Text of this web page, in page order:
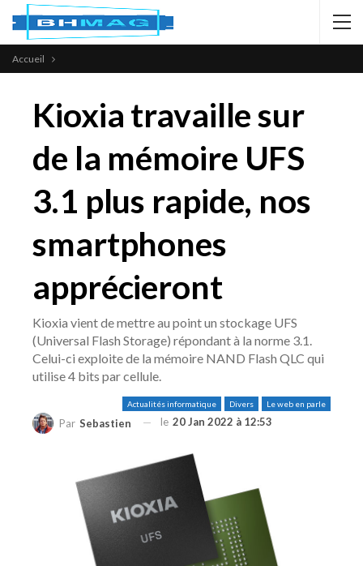
Accueil
Kioxia travaille sur
de la mémoire UFS
3.1 plus rapide, nos
smartphones
apprécieront
Kioxia vient de mettre au point un stockage UFS
(Universal Flash Storage) répondant à la norme 3.1.
Celui-ci exploite de la mémoire NAND Flash QLC qui
utilise 4 bits par cellule.
Actualités informatique Divers Le web en parle
Par Sebastien le 20 Jan 2022 à 12:53